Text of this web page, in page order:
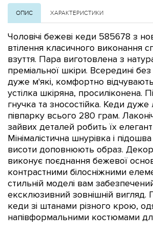
ОПИС ХАРАКТЕРИСТИКИ
Чоловічі бежеві кеди 585678 з
втілення класичного виконання
взуття. Пара виготовлена з
преміальної шкіри. Всередині
дуже м'які, комфортно
устілка шкіряна, просиліконена.
гнучка та зносостійка. Кеди дуже
півпарку всього 280 грам.
зайвих деталей робить їх
Мінімалістична шнурівка і
висоти доповнюють образ.
виконує поєднання бежевої
контрастними білосніжними
стильній моделі вам
ексклюзивний зовнішній вигляд.
кеди зі штанами різного крою,
напівформальними костюмами